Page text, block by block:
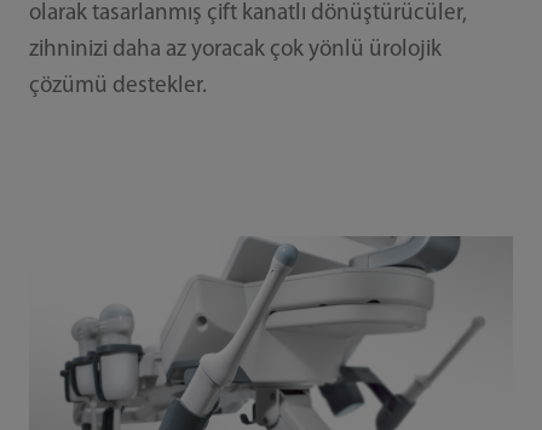
olarak tasarlanmış çift kanatlı dönüştürücüler,
zihninizi daha az yoracak çok yönlü ürolojik
çözümü destekler.